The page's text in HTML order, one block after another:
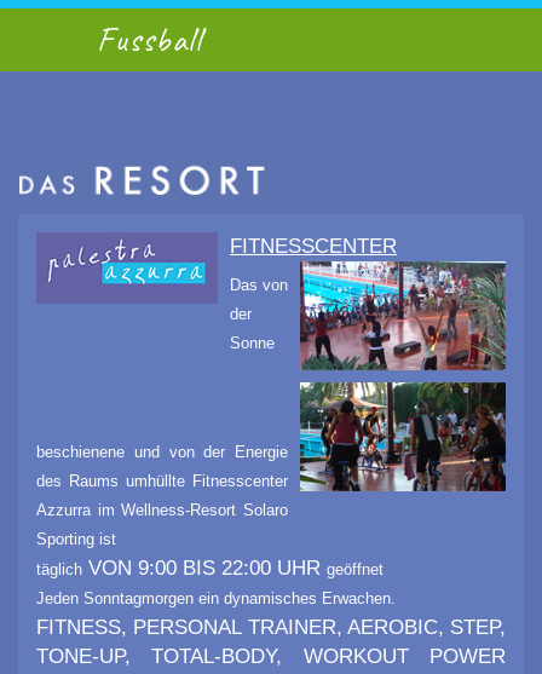
Fussball
FITNESSCENTER
Das von
der
Sonne
beschienene und von der Energie
des Raums umhüllte Fitnesscenter
Azzurra im Wellness-Resort Solaro
Sporting ist
täglich VON 9:00 BIS 22:00 UHR geöffnet
Jeden Sonntagmorgen ein dynamisches Erwachen.
FITNESS, PERSONAL TRAINER, AEROBIC, STEP,
TONE-UP, TOTAL-BODY, WORKOUT POWER